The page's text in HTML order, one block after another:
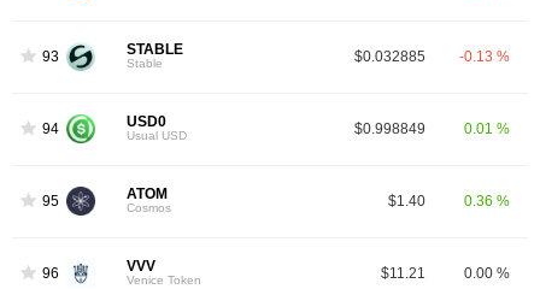
93 STABLE
Stable $0.032885 -0.13 %
94 USD0
Usual USD $0.998849 0.01 %
95 ATOM
Cosmos $1.40 0.36 %
96 VVV
Venice Token $11.21 0.00 %